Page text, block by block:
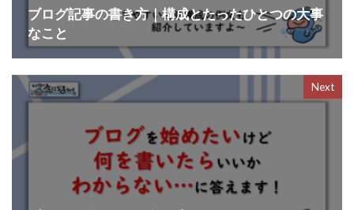
ブログ記事の書き方｜構成とたったひとつの大事
なこと
Next